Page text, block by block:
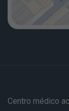
Centro médico